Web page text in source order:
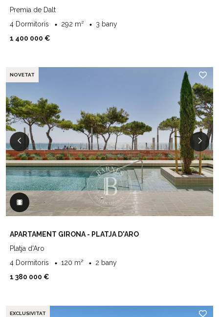
Premia de Dalt
4 Dormitoris
292 m²
3 bany
1 400 000 €
NOVETAT
APARTAMENT GIRONA - PLATJA D'ARO
Platja d'Aro
4 Dormitoris
120 m²
2 bany
1 380 000 €
EXCLUSIVITAT